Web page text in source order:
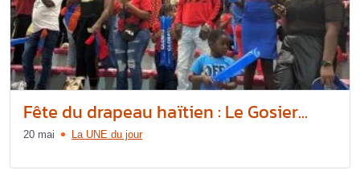
Fête du drapeau haïtien : Le Gosier...
20 mai La UNE du jour